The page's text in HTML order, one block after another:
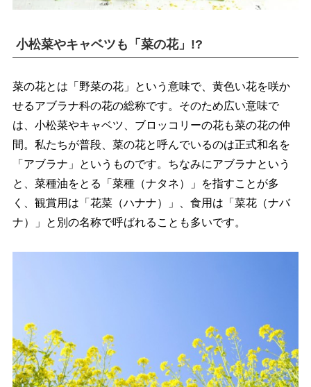
小松菜やキャベツも「菜の花」!?
菜の花とは「野菜の花」という意味で、黄色い花を咲か
せるアブラナ科の花の総称です。そのため広い意味で
は、小松菜やキャベツ、ブロッコリーの花も菜の花の仲
間。私たちが普段、菜の花と呼んでいるのは正式和名を
「アブラナ」というものです。ちなみにアブラナという
と、菜種油をとる「菜種（ナタネ）」を指すことが多
く、観賞用は「花菜（ハナナ）」、食用は「菜花（ナバ
ナ）」と別の名称で呼ばれることも多いです。